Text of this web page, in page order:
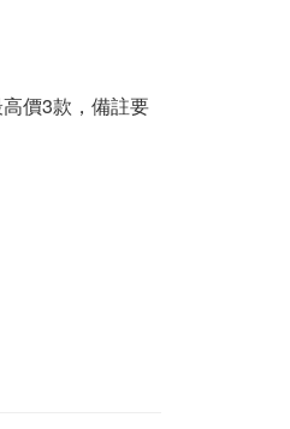
價3款，備註要